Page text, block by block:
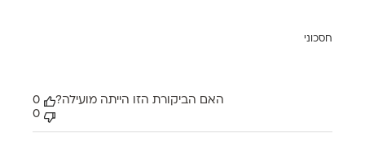
חסכוני
האם הביקורת הזו הייתה מועילה?
0
0